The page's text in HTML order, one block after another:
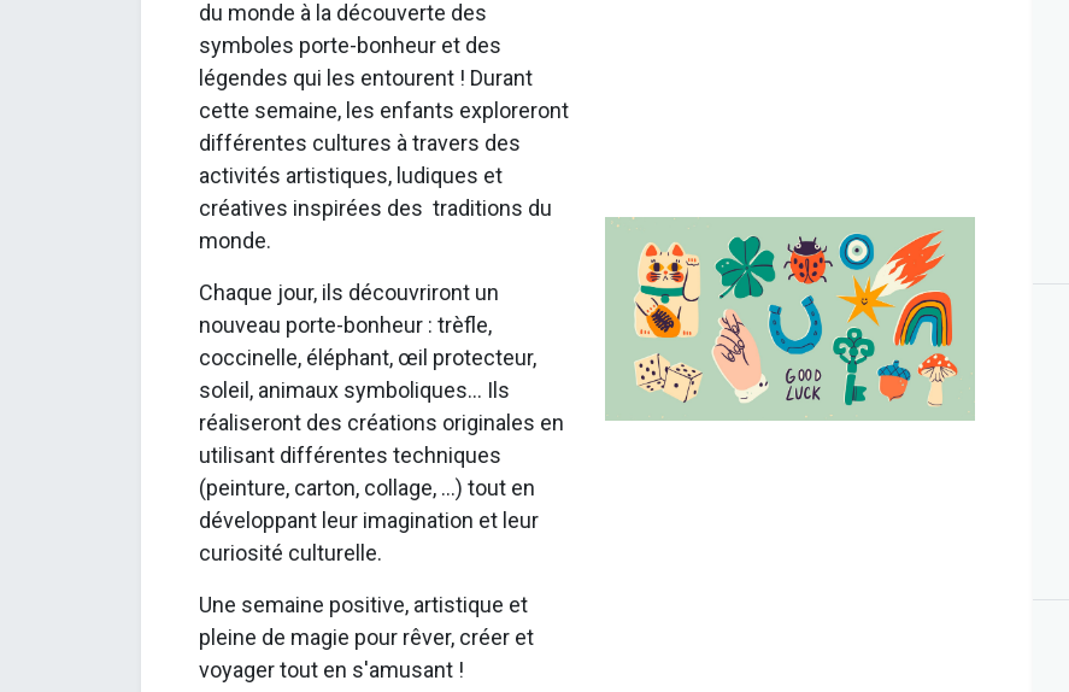
du monde à la découverte des
symboles porte-bonheur et des
légendes qui les entourent ! Durant
cette semaine, les enfants exploreront
différentes cultures à travers des
activités artistiques, ludiques et
créatives inspirées des traditions du
monde.
Chaque jour, ils découvriront un
nouveau porte-bonheur : trèfle,
coccinelle, éléphant, œil protecteur,
soleil, animaux symboliques... Ils
réaliseront des créations originales en
utilisant différentes techniques
(peinture, carton, collage, ...) tout en
développant leur imagination et leur
curiosité culturelle.
Une semaine positive, artistique et
pleine de magie pour rêver, créer et
voyager tout en s'amusant !